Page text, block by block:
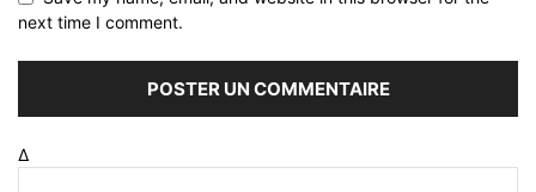
next time I comment.
Δ